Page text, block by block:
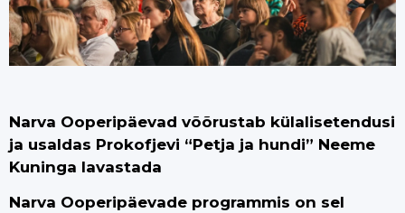
Narva Ooperipäevad võõrustab külalisetendusi
ja usaldas Prokofjevi “Petja ja hundi” Neeme
Kuninga lavastada
Narva Ooperipäevade programmis on sel